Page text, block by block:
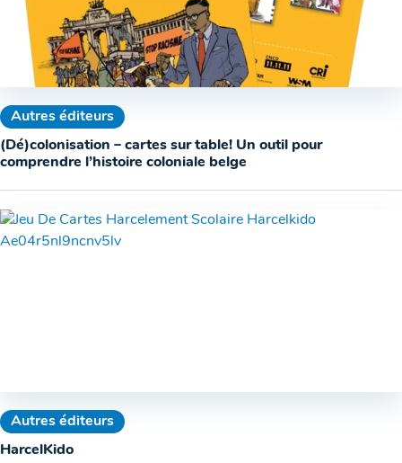
Autres éditeurs
(Dé)colonisation – cartes sur table! Un outil pour
comprendre l’histoire coloniale belge
Autres éditeurs
HarcelKido